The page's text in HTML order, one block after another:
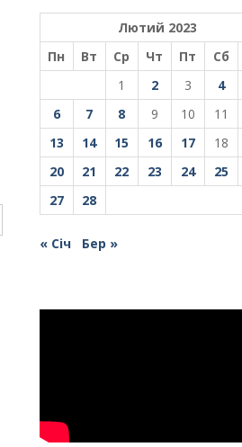
Лютий 2023
Пн
Вт Ср Чт Пт Сб
1
2 3 4
6
7 8 9 10 11
13
14 15 16 17 18
20
21 22 23 24 25
27
28
« Січ Бер »